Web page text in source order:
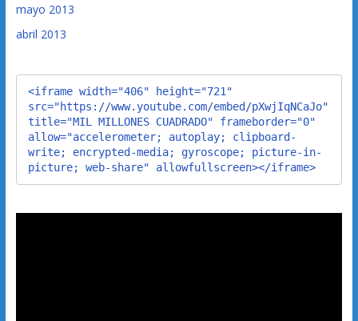
mayo 2013
abril 2013
<iframe width="406" height="721"
src="https://www.youtube.com/embed/pXwjIqNCaJo"
title="MIL MILLONES CUADRADO" frameborder="0"
allow="accelerometer; autoplay; clipboard-
write; encrypted-media; gyroscope; picture-in-
picture; web-share" allowfullscreen></iframe>